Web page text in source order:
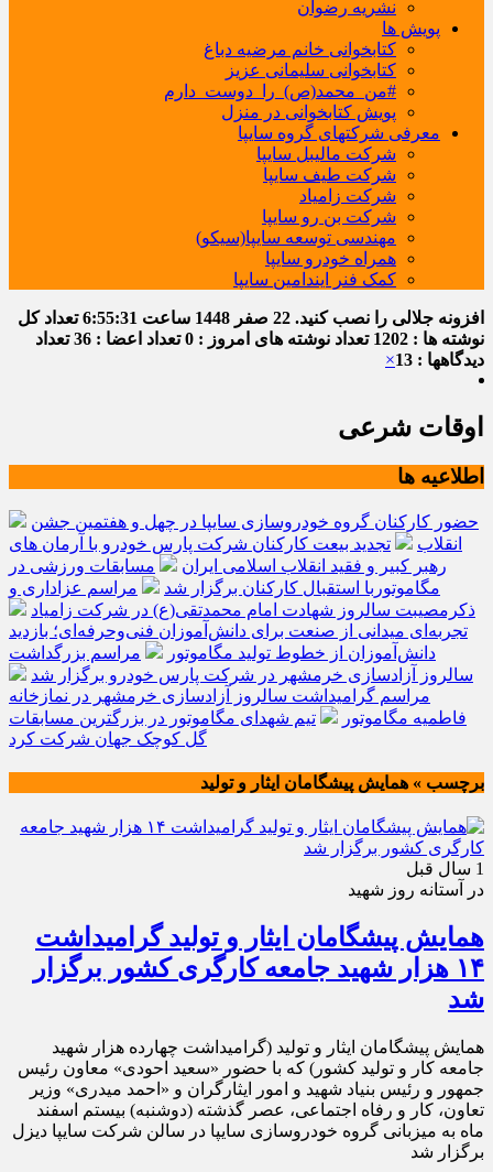
نشریه رضوان
پویش ها
کتابخوانی خانم مرضیه دباغ
کتابخوانی سلیمانی عزیز
#من_محمد(ص)_را_دوست_دارم
پویش کتابخوانی در منزل
معرفی شرکتهای گروه سایپا
شرکت مالیبل سایپا
شرکت طیف سایپا
شرکت زامیاد
شرکت بن رو سایپا
مهندسی توسعه سایپا(سیکو)
همراه خودرو سایپا
کمک فنر ایندامین سایپا
افزونه جلالی را نصب کنید. 22 صفر 1448 ساعت 6:55:32تعداد کل
نوشته ها : 1202
تعداد نوشته های امروز : 0 تعداد اعضا : 36
تعداد
دیدگاهها : 13
×
اوقات شرعی
اطلاعیه ها
حضور کارکنان گروه خودروسازی سایپا در چهل و هفتمین جشن
انقلاب
تجدید بیعت کارکنان شرکت پارس خودرو با آرمان های
رهبر کبیر و فقید انقلاب اسلامی ایران
مسابقات ورزشی در
مگاموتوربا استقبال کارکنان برگزار شد
مراسم عزاداری و
ذکرمصیبت سالروز شهادت امام محمدتقی(ع) در شرکت زامیاد
تجربه‌ای میدانی از صنعت برای دانش‌آموزان فنی‌وحرفه‌ای؛ بازدید
دانش‌آموزان از خطوط تولید مگاموتور
مراسم بزرگداشت
سالروز آزادسازی خرمشهر در شرکت پارس خودرو برگزار شد
مراسم گرامیداشت سالروز آزادسازی خرمشهر در نمازخانه
فاطمیه مگاموتور
تیم شهدای مگاموتور در بزرگترین مسابقات
گل کوچک جهان شرکت کرد
برچسب » همایش پیشگامان ایثار و تولید
1 سال قبل
در آستانه روز شهید
همایش پیشگامان ایثار و تولید گرامیداشت
۱۴ هزار شهید جامعه کارگری کشور برگزار
شد
همایش پیشگامان ایثار و تولید (گرامیداشت چهارده هزار شهید
جامعه کار و تولید کشور) که با حضور «سعید احودی» معاون رئیس
جمهور و رئیس بنیاد شهید و امور ایثارگران و «احمد میدری» وزیر
تعاون، کار و رفاه اجتماعی، عصر گذشته (دوشنبه) بیستم اسفند
ماه به میزبانی گروه خودروسازی سایپا در سالن شرکت سایپا دیزل
برگزار شد